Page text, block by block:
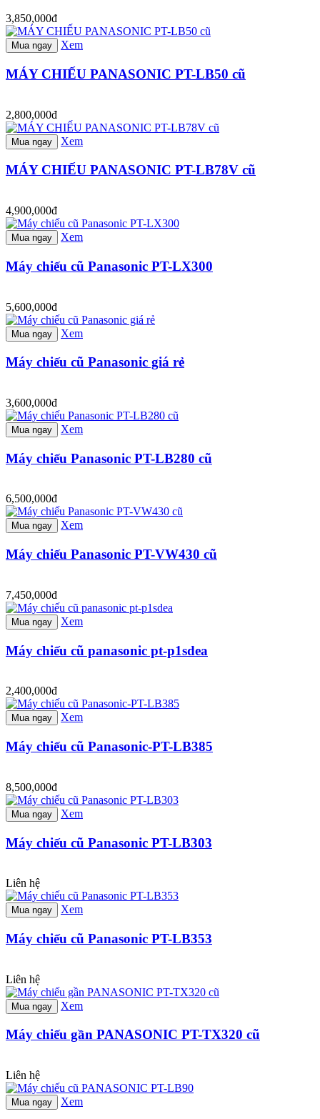
3,850,000đ
Mua ngay Xem
MÁY CHIẾU PANASONIC PT-LB50 cũ
2,800,000đ
Mua ngay Xem
MÁY CHIẾU PANASONIC PT-LB78V cũ
4,900,000đ
Mua ngay Xem
Máy chiếu cũ Panasonic PT-LX300
5,600,000đ
Mua ngay Xem
Máy chiếu cũ Panasonic giá rẻ
3,600,000đ
Mua ngay Xem
Máy chiếu Panasonic PT-LB280 cũ
6,500,000đ
Mua ngay Xem
Máy chiếu Panasonic PT-VW430 cũ
7,450,000đ
Mua ngay Xem
Máy chiếu cũ panasonic pt-p1sdea
2,400,000đ
Mua ngay Xem
Máy chiếu cũ Panasonic-PT-LB385
8,500,000đ
Mua ngay Xem
Máy chiếu cũ Panasonic PT-LB303
Liên hệ
Mua ngay Xem
Máy chiếu cũ Panasonic PT-LB353
Liên hệ
Mua ngay Xem
Máy chiếu gần PANASONIC PT-TX320 cũ
Liên hệ
Mua ngay Xem